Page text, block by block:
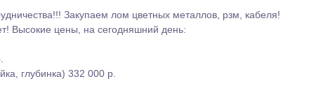
Закупаем лом цветных металлов, рзм, кабеля!
Высокие цены, на сегодняшний день:
глубинка) 332 000 р.